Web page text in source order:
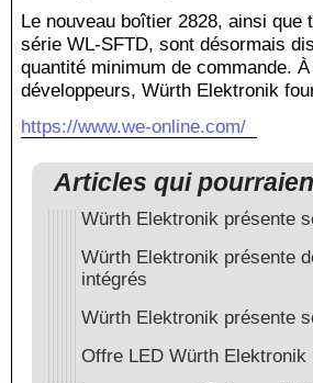
Le nouveau boîtier 2828, ainsi
série WL-SFTD, sont désormais
quantité minimum de commande.
développeurs, Würth Elektronik
https://www.we-online.com/
Articles qui
Würth Elektronik présente
Würth Elektronik présente
intégrés
Würth Elektronik présente
Offre LED Würth